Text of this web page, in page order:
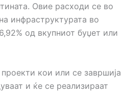
Овие расходи се во
инфраструктурата во
од вкупниот буџет или
кои или се завршија
и ќе се реализираат